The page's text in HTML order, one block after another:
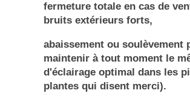
fermeture totale en cas de
bruits extérieurs forts,
abaissement ou soulèvement
maintenir à tout moment le
d'éclairage optimal dans les
plantes qui disent merci).